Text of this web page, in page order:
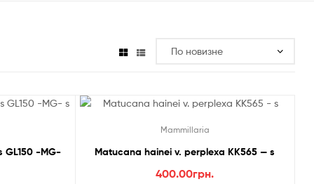
GL150 -MG-
Mammillaria
Matucana hainei v. perplexa KK565 — s
400.00грн.